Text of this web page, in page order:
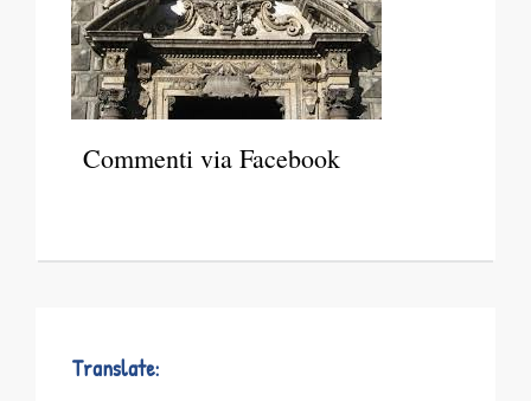
Commenti via Facebook
Translate: